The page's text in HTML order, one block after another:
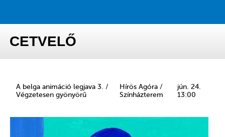
CETVELŐ
A belga animáció legjava 3. /
Végzetesen gyönyörű
Hírös Agóra /
Színházterem
jún. 24.
13:00